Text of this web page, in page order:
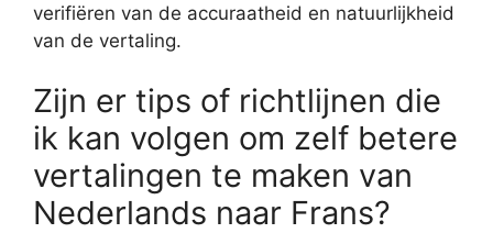
verifiëren van de accuraatheid en natuurlijkheid
van de vertaling.
Zijn er tips of richtlijnen die
ik kan volgen om zelf betere
vertalingen te maken van
Nederlands naar Frans?